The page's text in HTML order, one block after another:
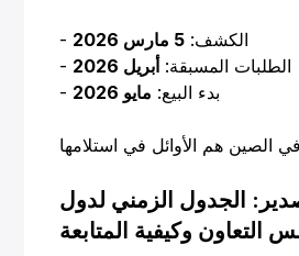
- الكشف: 5 مارس 2026
- الطلبات المسبقة: أبريل 2026
- بدء البيع: مايو 2026
الجدول الزمني لدول
التعاون وكيفية المتابعة